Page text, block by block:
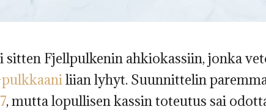
sitten Fjellpulkenin ahkiokassiin, jonka
liian lyhyt. Suunnittelin
, mutta lopullisen kassin toteutus sai